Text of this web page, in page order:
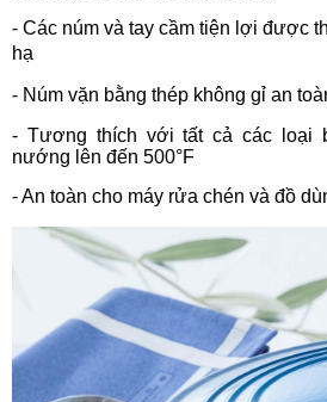
- Các núm và tay cầm tiện lợi được
hạ
- Núm vặn bằng thép không gỉ an
- Tương thích với tất cả các loại
nướng lên đến 500°F
- An toàn cho máy rửa chén và đồ